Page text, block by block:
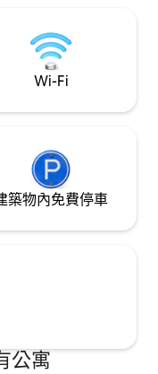
Wi-Fi
築物內免費停車
公寓